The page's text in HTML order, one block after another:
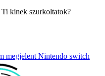
Ti kinek szurkoltatok?
megjelent Nintendo switch